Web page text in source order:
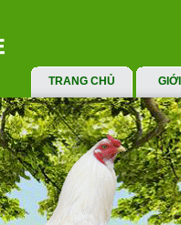
TRANG CHỦ